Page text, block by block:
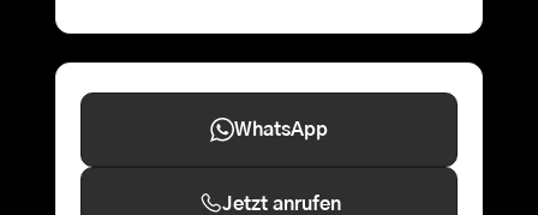
WhatsApp
Jetzt anrufen